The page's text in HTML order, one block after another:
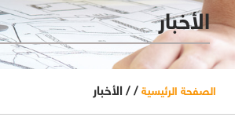
الأخبار
الصفحة الرئيسية / / الأخبار